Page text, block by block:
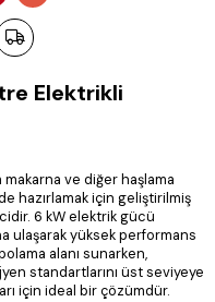
Elektrikli
ve diğer haşlama
hazırlamak için geliştirilmiş
6 kW elektrik gücü
ulaşarak yüksek performans
alanı sunarken,
standartlarını üst seviyeye
için ideal bir çözümdür.